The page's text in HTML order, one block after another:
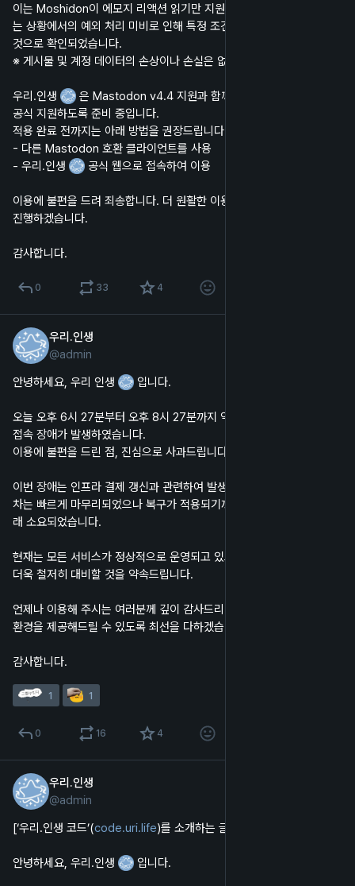
이는 Moshidon이 에모지 리액션 읽기만 지원하고 쓰기는 지원하지 않
는 상황에서의 예외 처리 미비로 인해 특정 조건에서 오류가 노출되는
것으로 확인되었습니다.
※ 게시물 및 계정 데이터의 손상이나 손실은 없습니다.
우리.인생
은 Mastodon v4.4 지원과 함께 에모지 리액션 쓰기를
공식 지원하도록 준비 중입니다.
적용 완료 전까지는 아래 방법을 권장드립니다.
- 다른 Mastodon 호환 클라이언트를 사용
- 우리.인생
공식 웹으로 접속하여 이용
이용에 불편을 드려 죄송합니다. 더 원활한 이용을 위해 신속히 개선을
진행하겠습니다.
감사합니다.
0 33 4
우리.인생
@admin
안녕하세요, 우리 인생
입니다.
오늘 오후 6시 27분부터 오후 8시 27분까지 약 2시간 동안, 일시적인
접속 장애가 발생하였습니다.
이용에 불편을 드린 점, 진심으로 사과드립니다.
이번 장애는 인프라 결제 갱신과 관련하여 발생한 문제였으며, 관련 절
차는 빠르게 마무리되었으나 복구가 적용되기까지 시간이 예상보다 오
래 소요되었습니다.
현재는 모든 서비스가 정상적으로 운영되고 있으며, 재발 방지를 위해
더욱 철저히 대비할 것을 약속드립니다.
언제나 이용해 주시는 여러분께 깊이 감사드리며, 앞으로 더욱 안정적인
환경을 제공해드릴 수 있도록 최선을 다하겠습니다.
감사합니다.
1 1
0 16 4
우리.인생
@admin
code.uri.life‌)를 소개하는 글]
안녕하세요, 우리.인생 입니다.